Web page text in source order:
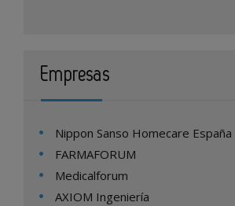
Empresas
Nippon Sanso Homecare España
FARMAFORUM
Medicalforum
AXIOM Ingeniería